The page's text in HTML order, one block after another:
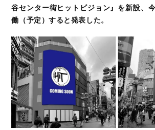
谷センター街ヒットビジョン』を新設、
働（予定）すると発表した。